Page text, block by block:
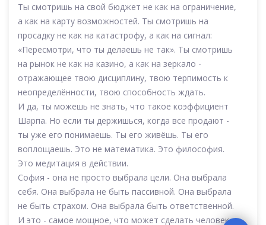
Ты смотришь на свой бюджет не как на ограничение,
а как на карту возможностей. Ты смотришь на
просадку не как на катастрофу, а как на сигнал:
«Пересмотри, что ты делаешь не так». Ты смотришь
на рынок не как на казино, а как на зеркало -
отражающее твою дисциплину, твою терпимость к
неопределённости, твою способность ждать.
И да, ты можешь не знать, что такое коэффициент
Шарпа. Но если ты держишься, когда все продают -
ты уже его понимаешь. Ты его живёшь. Ты его
воплощаешь. Это не математика. Это философия.
Это медитация в действии.
София - она не просто выбрала цели. Она выбрала
себя. Она выбрала не быть пассивной. Она выбрала
не быть страхом. Она выбрала быть ответственной.
И это - самое мощное, что может сделать человек в